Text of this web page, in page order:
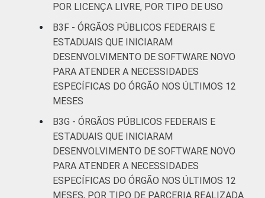
POR LICENÇA LIVRE, POR TIPO DE USO
B3F - ÓRGÃOS PÚBLICOS FEDERAIS E
ESTADUAIS QUE INICIARAM
DESENVOLVIMENTO DE SOFTWARE NOVO
PARA ATENDER A NECESSIDADES
ESPECÍFICAS DO ÓRGÃO NOS ÚLTIMOS 12
MESES
B3G - ÓRGÃOS PÚBLICOS FEDERAIS E
ESTADUAIS QUE INICIARAM
DESENVOLVIMENTO DE SOFTWARE NOVO
PARA ATENDER A NECESSIDADES
ESPECÍFICAS DO ÓRGÃO NOS ÚLTIMOS 12
MESES, POR TIPO DE PARCERIA REALIZADA